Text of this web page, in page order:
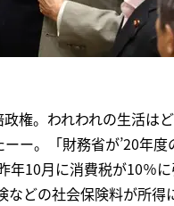
権。われわれの生活は
ー。「財務省が’20年
年10月に消費税が10％
などの社会保険料が所得